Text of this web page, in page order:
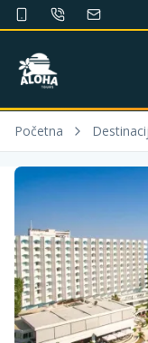
Početna